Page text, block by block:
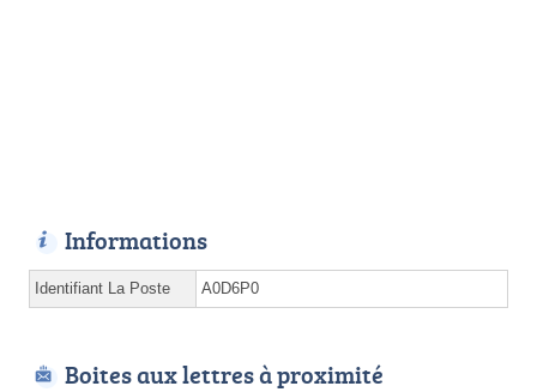
Informations
Identifiant La Poste A0D6P0
Boites aux lettres à proximité